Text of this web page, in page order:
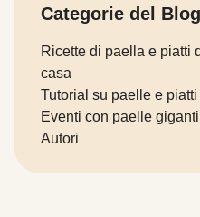
Categorie del Blog
Ricette di paella e piatti
casa
Tutorial su paelle e
Eventi con paelle
Autori